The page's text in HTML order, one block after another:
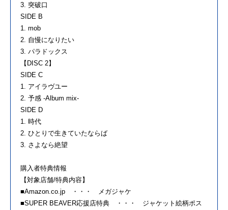
3. 突破口
SIDE B
1. mob
2. 自慢になりたい
3. パラドックス
【DISC 2】
SIDE C
1. アイラヴユー
2. 予感 -Album mix-
SIDE D
1. 時代
2. ひとりで生きていたならば
3. さよなら絶望
購入者特典情報
【対象店舗/特典内容】
■Amazon.co.jp ・・・ メガジャケ
■SUPER BEAVER応援店特典 ・・・ ジャケット絵柄ポス